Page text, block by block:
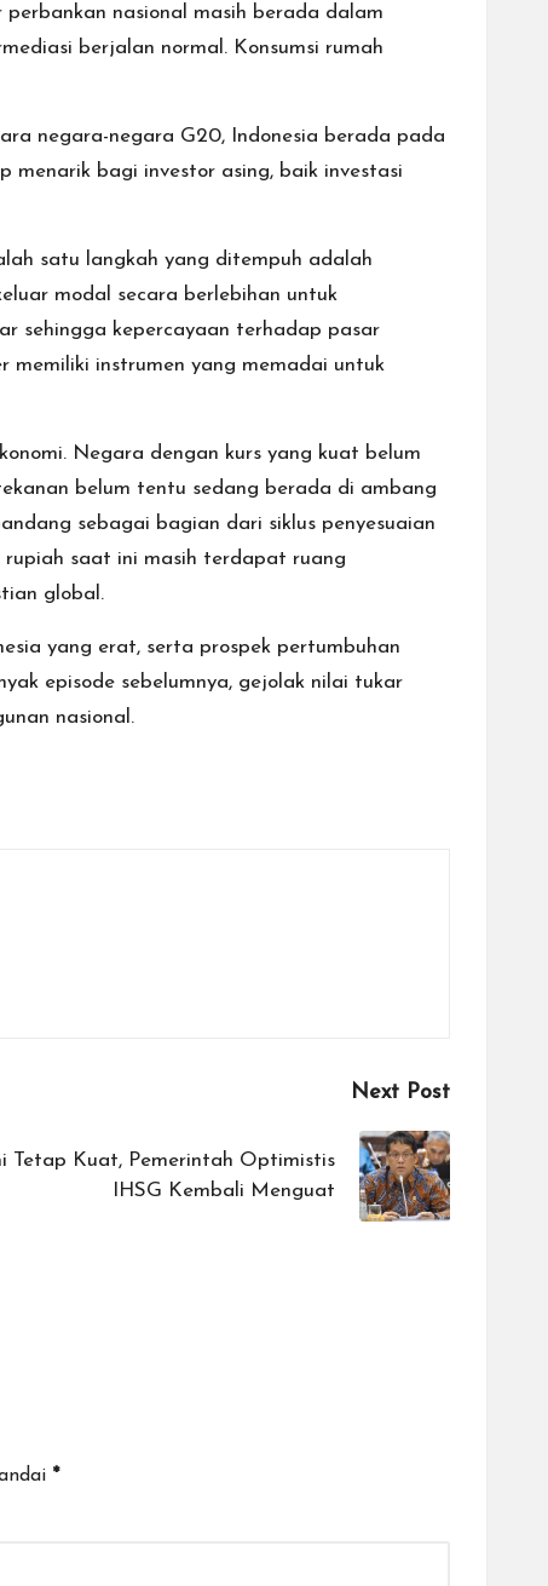
nasional masih berada dalam
berjalan normal. Konsumsi rumah
negara-negara G20, Indonesia berada pada
menarik bagi investor asing, baik investasi
satu langkah yang ditempuh adalah
modal secara berlebihan untuk
sehingga kepercayaan terhadap pasar
memiliki instrumen yang memadai untuk
Negara dengan kurs yang kuat belum
belum tentu sedang berada di ambang
sebagai bagian dari siklus penyesuaian
rupiah saat ini masih terdapat ruang
global.
yang erat, serta prospek pertumbuhan
episode sebelumnya, gejolak nilai tukar
nasional.
Next Post
Tetap Kuat, Pemerintah Optimistis
IHSG Kembali Menguat
*